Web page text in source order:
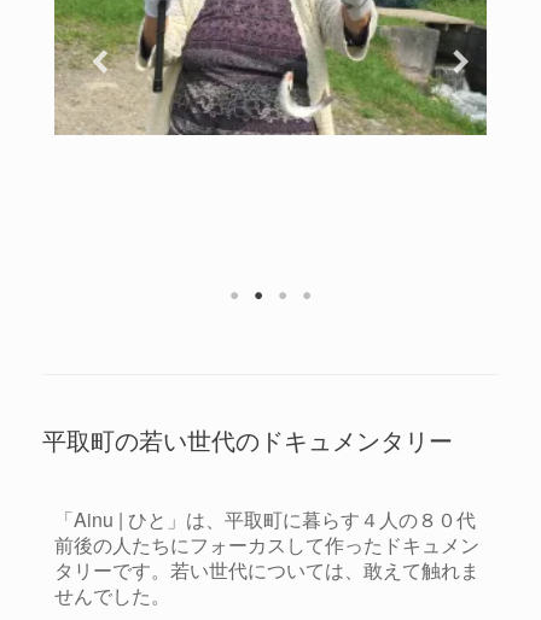
平取町の若い世代のドキュメンタリー
「Ainu | ひと」は、平取町に暮らす４人の８０代
前後の人たちにフォーカスして作ったドキュメン
タリーです。若い世代については、敢えて触れま
せんでした。